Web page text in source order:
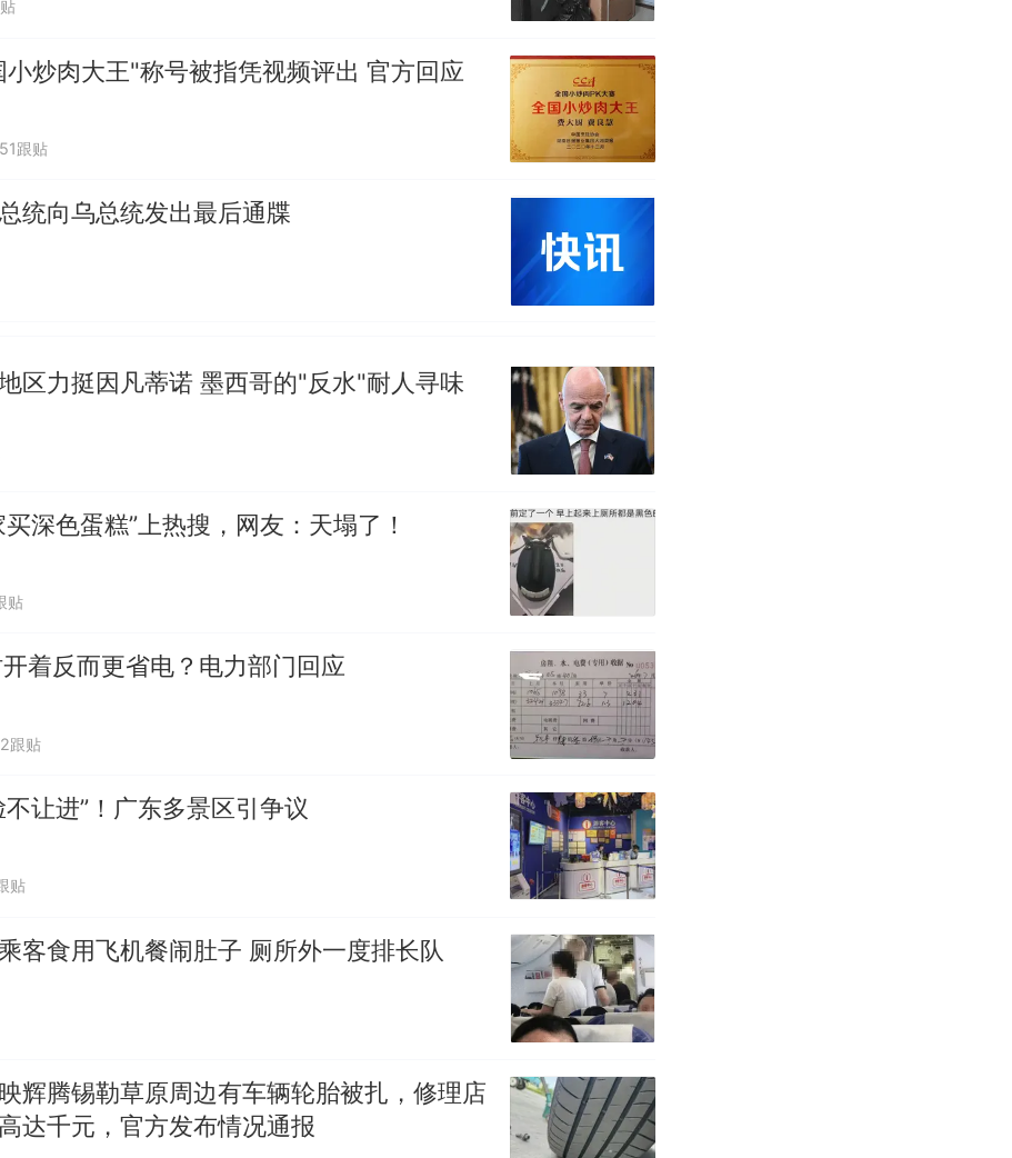
那个在床头放菜刀的女孩，因老师一句“跟我回家”改写了人生
炒肉大王"称号被指凭视频评出 官方回应
跟贴
统向乌总统发出最后通牒
区力挺因凡蒂诺 墨西哥的"反水"耐人寻味
深色蛋糕”上热搜，网友：天塌了！
贴
着反而更省电？电力部门回应
跟贴
让进”！广东多景区引争议
贴
客食用飞机餐闹肚子 厕所外一度排长队
辉腾锡勒草原周边有车辆轮胎被扎，修理店
达千元，官方发布情况通报